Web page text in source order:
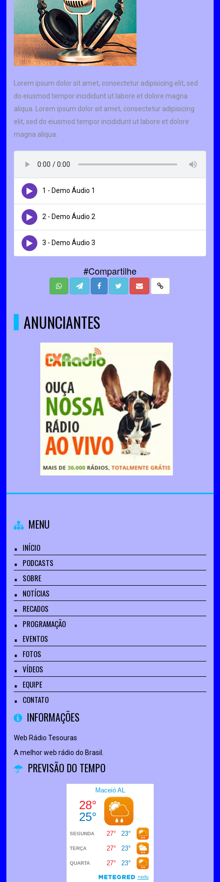
Lorem ipsum dolor sit amet, consectetur adipisicing elit, sed
do eiusmod tempor incididunt ut labore et dolore magna
aliqua. Lorem ipsum dolor sit amet, consectetur adipisicing
elit, sed do eiusmod tempor incididunt ut labore et dolore
magna aliqua.
1 - Demo Áudio 1
2 - Demo Áudio 2
3 - Demo Áudio 3
#Compartilhe
ANUNCIANTES
MENU
INÍCIO
PODCASTS
SOBRE
NOTÍCIAS
RECADOS
PROGRAMAÇÃO
EVENTOS
FOTOS
VÍDEOS
EQUIPE
CONTATO
INFORMAÇÕES
Web Rádio Tesouras
A melhor web rádio do Brasil.
PREVISÃO DO TEMPO